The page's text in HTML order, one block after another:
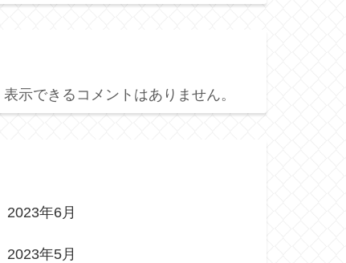
表示できるコメントはありません。
2023年6月
2023年5月